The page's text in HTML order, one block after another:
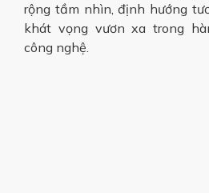
rộng tầm nhìn, định hướng
khát vọng vươn xa trong
công nghệ.